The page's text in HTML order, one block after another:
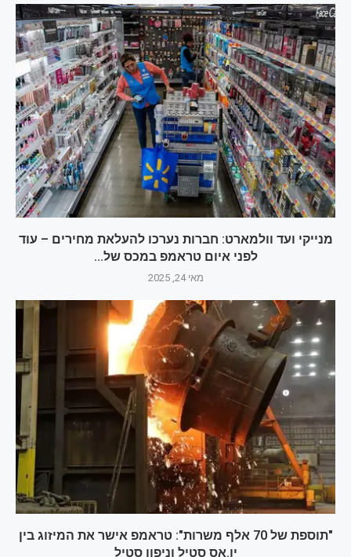
מנייקי ועד וולמארט: חברות נערכו להעלאת מחירים – עוד
לפני איום טראמפ במכס של...
מאי 24, 2025
"תוספת של 70 אלף משרות": טראמפ אישר את המיזוג בין
יו.אס סטיל וניפון סטיל